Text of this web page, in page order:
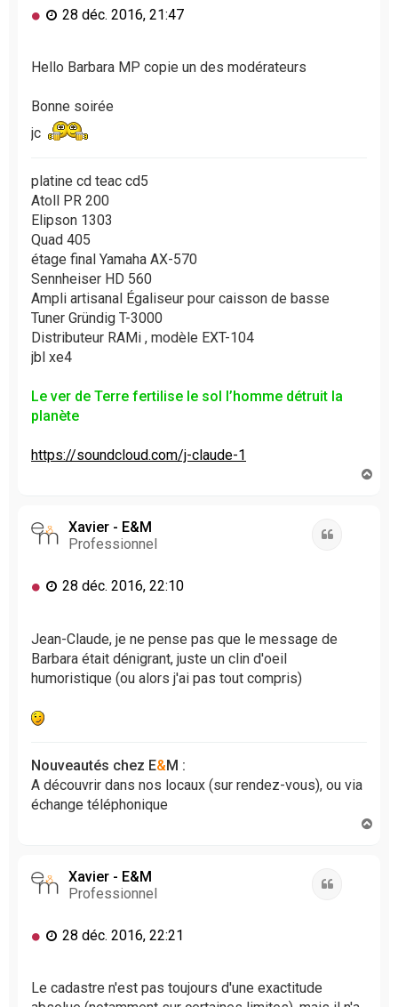
M
s
e
n
l
u
28 déc. 2016, 21:47
Hello Barbara MP copie un des modérateurs
Bonne soirée
jc
platine cd teac cd5
Atoll PR 200
Elipson 1303
Quad 405
étage final Yamaha AX-570
Sennheiser HD 560
Ampli artisanal Égaliseur pour caisson de basse
Tuner Gründig T-3000
Distributeur RAMi , modèle EXT-104
jbl xe4
Le ver de Terre fertilise le sol l’homme détruit la
planète
https://soundcloud.com/j-claude-1
Xavier - E&M
Professionnel
M
s
a
e
o
u
28 déc. 2016, 22:10
Jean-Claude, je ne pense pas que le message de
Barbara était dénigrant, juste un clin d'oeil
humoristique (ou alors j'ai pas tout compris)
Nouveautés chez E&M :
A découvrir dans nos locaux (sur rendez-vous), ou via
échange téléphonique
Xavier - E&M
Professionnel
M
s
a
28 déc. 2016, 22:21
Le cadastre n'est pas toujours d'une exactitude